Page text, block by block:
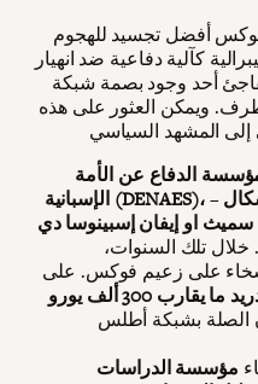
فوكس أفضل تجسيد للهجوم
كآلية دفاعية ضد انهيار
أحد وجود بصمة شبكة
ويمكن العثور على هذه
الدفاع عن الأمة
الإسبانية (DENAES)، –
سميث او إيفان إسبينوسا دي
– حتى عام 2014. خلال تلك السنوات،
على زعيم فوكس. على
جماعة مدريد ما يقارب 300 ألف يورو
الصلة بشبكة أطلس
مؤسسة الدراسات